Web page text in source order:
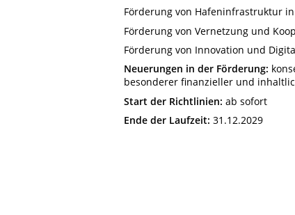
Förderung von Hafeninfrastruktur
Förderung von Vernetzung und
Förderung von Innovation und
Neuerungen in der Förderung:
besonderer finanzieller und
Start der Richtlinien: ab sofort
Ende der Laufzeit: 31.12.2029